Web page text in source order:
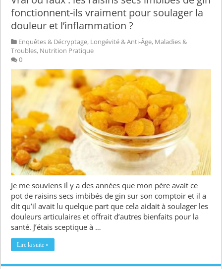
fonctionnent-ils vraiment pour soulager la
douleur et l’inflammation ?
Enquêtes & Décryptage, Longévité & Anti-Âge, Maladies &
Troubles, Nutrition Pratique
0
Je me souviens il y a des années que mon père avait ce
pot de raisins secs imbibés de gin sur son comptoir et il a
dit qu’il avait lu quelque part que cela aidait à soulager les
douleurs articulaires et offrait d’autres bienfaits pour la
santé. J’étais sceptique à …
Lire la suite »